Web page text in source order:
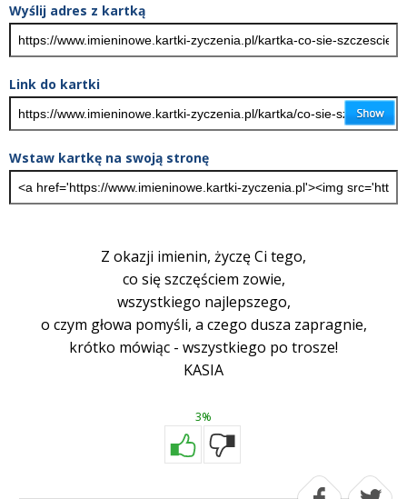
Wyślij adres z kartką
Link do kartki
Wstaw kartkę na swoją stronę
Z okazji imienin, życzę Ci tego,
co się szczęściem zowie,
wszystkiego najlepszego,
o czym głowa pomyśli, a czego dusza zapragnie,
krótko mówiąc - wszystkiego po trosze!
KASIA
3%